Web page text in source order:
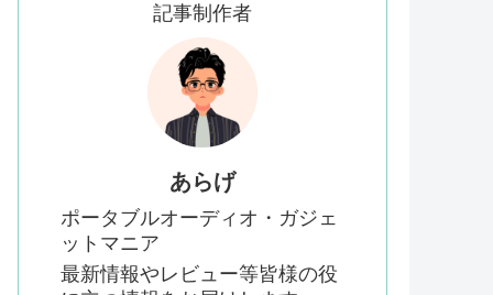
記事制作者
あらげ
ポータブルオーディオ・ガジェ
ットマニア
最新情報やレビュー等皆様の役